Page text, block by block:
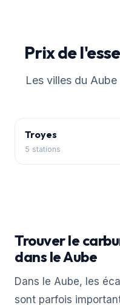
Prix de
Les villes du
Troyes
5 stations
Trouver le
dans le Aube
Dans le Aube, les
sont parfois